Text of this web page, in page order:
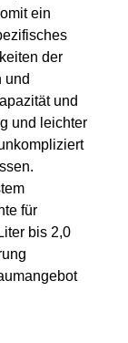
ein
der
und
und
und leichter
für
bis 2,0